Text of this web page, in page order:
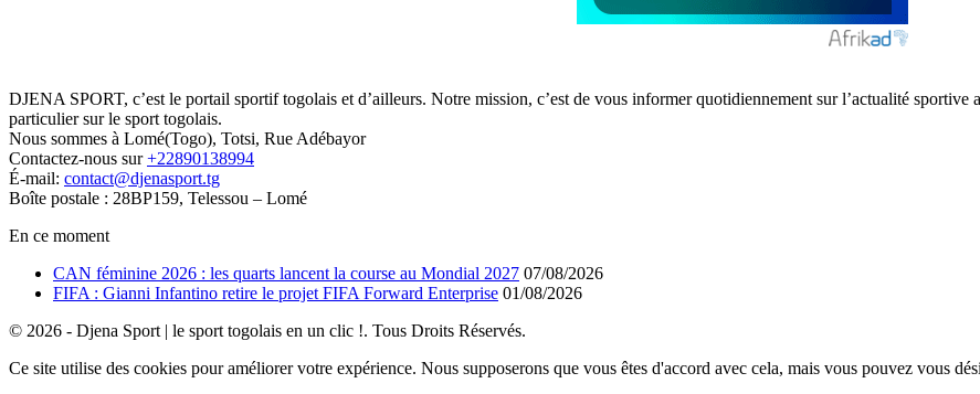
DJENA SPORT, c’est le portail sportif togolais et d’ailleurs. Notre mission, c’est de vous informer quotidiennement sur l’actualité
particulier sur le sport togolais.
Nous sommes à Lomé(Togo), Totsi, Rue Adébayor
Contactez-nous sur+22890138994
É-mail: contact@djenasport.tg
Boîte postale : 28BP159, Telessou – Lomé
En ce moment
CAN féminine 2026 : les quarts lancent la course au Mondial 2027 07/08/2026
FIFA : Gianni Infantino retire le projet FIFA Forward Enterprise 01/08/2026
© 2026 - Djena Sport | le sport togolais en un clic !. Tous Droits Réservés.
Ce site utilise des cookies pour améliorer votre expérience. Nous supposerons que vous êtes d'accord avec cela, mais vous pouvez vous